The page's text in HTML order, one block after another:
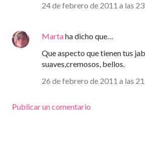
24 de febrero de 2011 a las
Martaha dicho que…
Que aspecto que tienen tus
suaves,cremosos, bellos.
26 de febrero de 2011 a las
Publicar un comentario